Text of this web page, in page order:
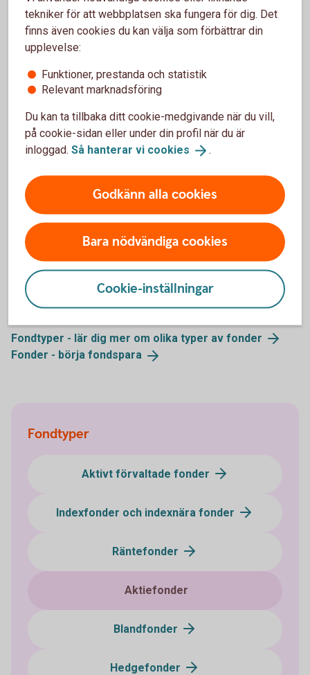
Våra aktiefonder
Gå till vår fondlista
Klicka på Typ av fond
Välj Aktiefonder
Skaffa aktiefonder i Fondlistan
(spara.swedbank.se)
Mer information
Fondtyper - lär dig mer om olika typer av fonder
Fonder - börja fondspara
Fondtyper
Aktivt förvaltade fonder
Indexfonder och indexnära fonder
Räntefonder
Aktiefonder
Blandfonder
Hedgefonder
tekniker för att webbplatsen ska fungera för dig. Det
finns även cookies du kan välja som förbättrar din
upplevelse:
Funktioner, prestanda och statistik
Relevant marknadsföring
Du kan ta tillbaka ditt cookie-medgivande när du vill,
på cookie-sidan eller under din profil när du är
inloggad. Så hanterar vi cookies .
Godkänn alla cookies
Bara nödvändiga cookies
Cookie-inställningar